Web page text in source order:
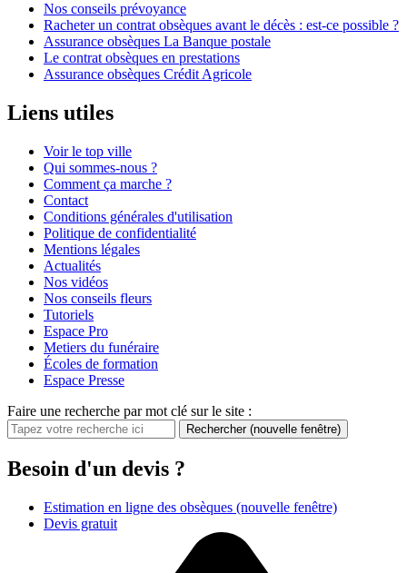
Nos conseils prévoyance
Racheter un contrat obsèques avant le décès : est-ce possible ?
Assurance obsèques La Banque postale
Le contrat obsèques en prestations
Assurance obsèques Crédit Agricole
Liens utiles
Voir le top ville
Qui sommes-nous ?
Comment ça marche ?
Contact
Conditions générales d'utilisation
Politique de confidentialité
Mentions légales
Actualités
Nos vidéos
Nos conseils fleurs
Tutoriels
Espace Pro
Metiers du funéraire
Écoles de formation
Espace Presse
Faire une recherche par mot clé sur le site :
Rechercher (nouvelle fenêtre)
Besoin d'un devis ?
Estimation en ligne des obsèques (nouvelle fenêtre)
Devis gratuit